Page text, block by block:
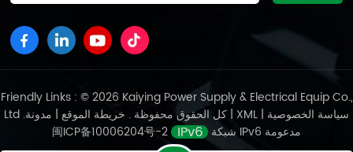
Friendly Links : © 2026 Kaiying Power Supply & Electrical Equip Co.,
Ltd .كل الحقوق محفوظة . خريطة الموقع | | XML | سياسة الخصوصية
闽ICP备10006204号-2
شبكة IPv6 مدعومة